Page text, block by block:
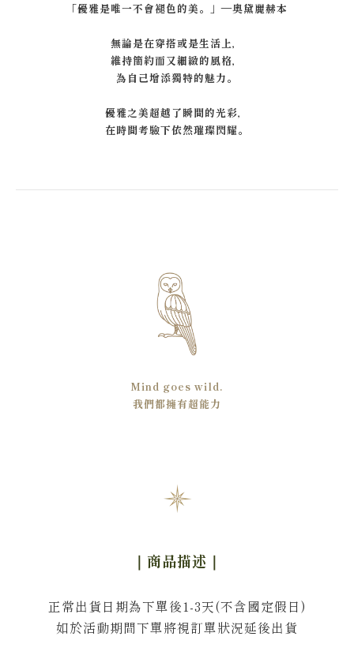
「優雅是唯一不會褪色的美。」—奧黛麗赫本
無論是在穿搭或是生活上，
維持簡約而又細緻的風格，
為自己增添獨特的魅力。
優雅之美超越了瞬間的光彩，
在時間考驗下依然璀璨閃耀。
Mind goes wild.
我們都擁有超能力
｜商品描述 ｜
正常出貨日期為下單後1-3天(不含國定假日)
如於活動期間下單將視訂單狀況延後出貨